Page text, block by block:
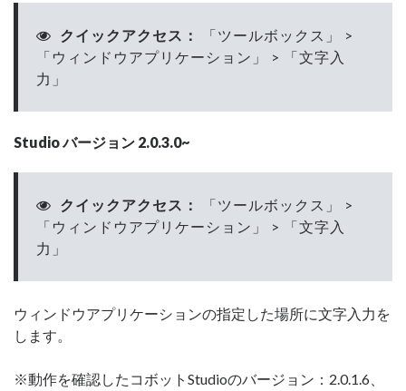
クイックアクセス：
「ツールボックス」 >
「ウィンドウアプリケーション」 > 「文字入
力」
Studio バージョン 2.0.3.0~
クイックアクセス：
「ツールボックス」 >
「ウィンドウアプリケーション」 > 「文字入
力」
ウィンドウアプリケーションの指定した場所に文字入力を
します。
※動作を確認したコボットStudioのバージョン：2.0.1.6、